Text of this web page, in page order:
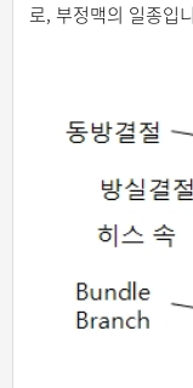
로, 부정맥의 일종입